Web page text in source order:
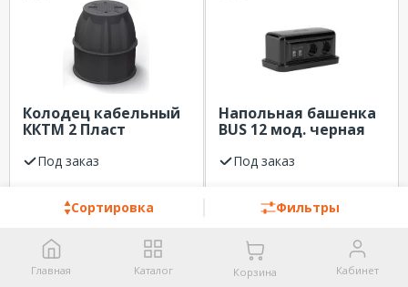
Сортировка Фильтры
Колодец кабельный
ККТМ 2 Пласт
Под заказ
Заказать
Напольная башенка
BUS 12 мод. черная
Под заказ
Заказать
Код:490551 Код:539631
Главная Каталог Корзина Кабинет